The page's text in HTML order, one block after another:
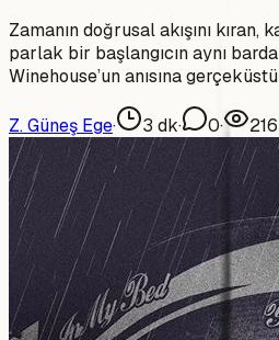
Zamanın doğrusal akışını kıran,
parlak bir başlangıcın aynı
Winehouse’un anısına
Z. Güneş Ege· 3 dk· 0· 216